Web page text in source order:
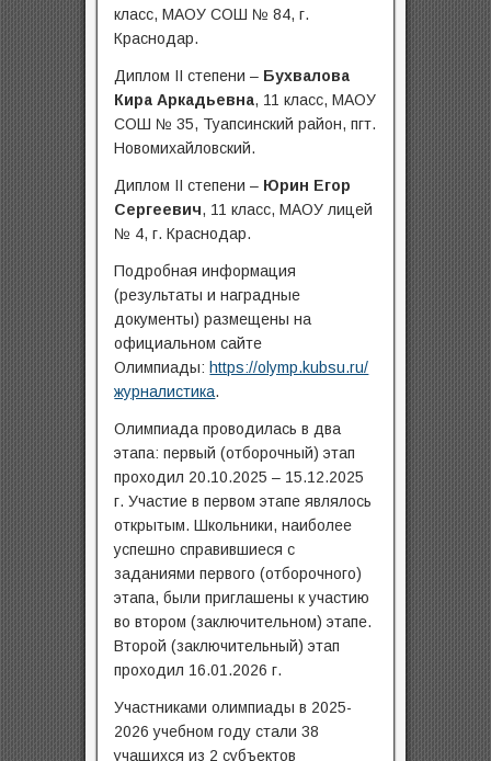
класс, МАОУ СОШ № 84, г.
Краснодар.
Диплом II степени – Бухвалова
Кира Аркадьевна, 11 класс, МАОУ
СОШ № 35, Туапсинский район, пгт.
Новомихайловский.
Диплом II степени – Юрин Егор
Сергеевич, 11 класс, МАОУ лицей
№ 4, г. Краснодар.
Подробная информация
(результаты и наградные
документы) размещены на
официальном сайте
Олимпиады:https://olymp.kubsu.ru/
журналистика.
Олимпиада проводилась в два
этапа: первый (отборочный) этап
проходил 20.10.2025 – 15.12.2025
г. Участие в первом этапе являлось
открытым. Школьники, наиболее
успешно справившиеся с
заданиями первого (отборочного)
этапа, были приглашены к участию
во втором (заключительном) этапе.
Второй (заключительный) этап
проходил 16.01.2026 г.
Участниками олимпиады в 2025-
2026 учебном году стали 38
учащихся из 2 субъектов